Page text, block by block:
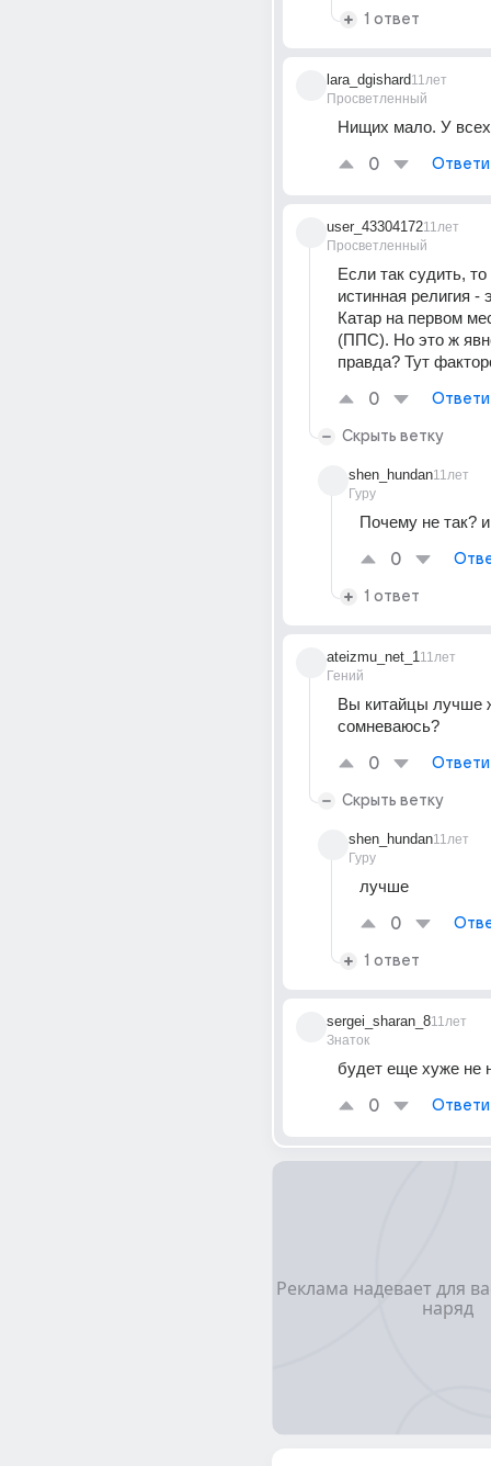
1 ответ
lara_dgishard
Просветленный
11лет
Нищих мало. У всех
0
user_43304172
Просветленный
11лет
Если так судить,
истинная религия -
Катар на первом
(ППС). Но это ж
правда? Тут
0
Скрыть ветку
shen_hundan
Гуру
11лет
Почему не так?
0
1 ответ
ateizmu_net_1
Гений
11лет
Вы китайцы лучше
сомневаюсь?
0
Скрыть ветку
shen_hundan
Гуру
11лет
лучше
0
1 ответ
sergei_sharan_8
Знаток
11лет
будет еще хуже не
0